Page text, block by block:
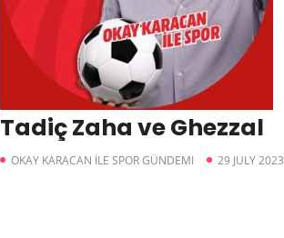
Tadiç Zaha ve Ghezzal
OKAY KARACAN İLE SPOR GÜNDEMI 29 JULY 2023